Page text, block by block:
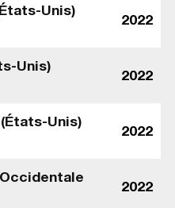
Unis)
2022
Unis)
2022
Unis)
2022
2022